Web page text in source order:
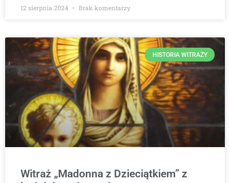
12 sierpnia 2024 Brak komentarzy
HISTORIA WITRAŻY
Witraż „Madonna z Dzieciątkiem” z